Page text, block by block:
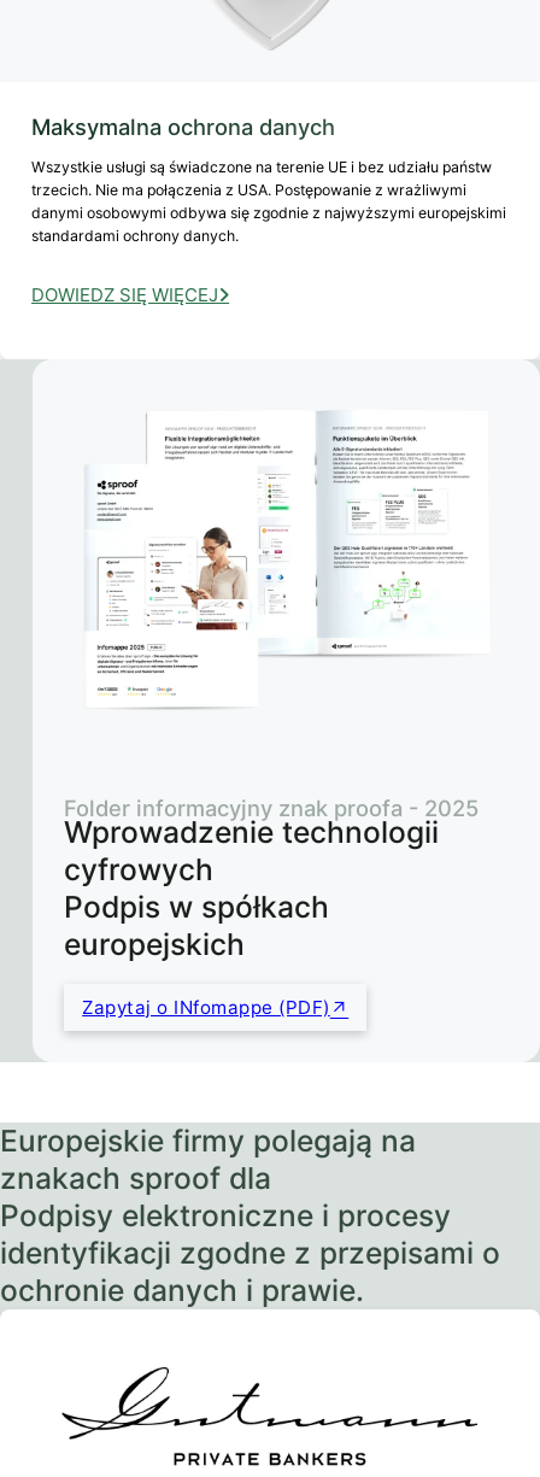
Maksymalna ochrona danych
Wszystkie usługi są świadczone na terenie UE i bez udziału państw
trzecich. Nie ma połączenia z USA. Postępowanie z wrażliwymi
danymi osobowymi odbywa się zgodnie z najwyższymi europejskimi
standardami ochrony danych.
DOWIEDZ SIĘ WIĘCEJ
Wprowadzenie technologii
cyfrowych
Podpis w spółkach
europejskich
Folder informacyjny znak proofa - 2025
Zapytaj o INfomappe (PDF)
Europejskie firmy polegają na
znakach sproof dla
Podpisy elektroniczne i procesy
identyfikacji zgodne z przepisami o
ochronie danych i prawie.